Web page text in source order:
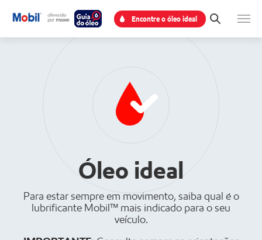
Encontre o óleo ideal
Óleo ideal
Para estar sempre em movimento, saiba qual é o
lubrificante Mobil™ mais indicado para o seu
veículo.